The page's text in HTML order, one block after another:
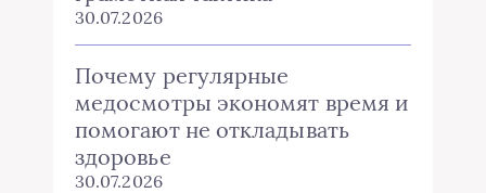
30.07.2026
Почему регулярные
медосмотры экономят время и
помогают не откладывать
здоровье
30.07.2026